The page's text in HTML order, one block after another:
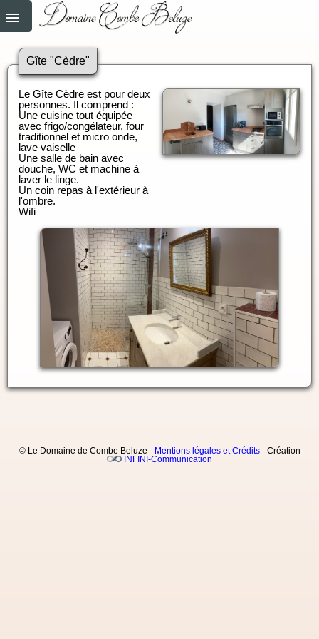
Gîte "Cèdre"
Le Gîte Cèdre est pour deux
personnes. Il comprend :
Une cuisine tout équipée
avec frigo/congélateur, four
traditionnel et micro onde,
lave vaiselle
Une salle de bain avec
douche, WC et machine à
laver le linge.
Un coin repas à l'extérieur à
l'ombre.
Wifi
© Le Domaine de Combe Beluze - Mentions légales et Crédits
INFINI-Communication